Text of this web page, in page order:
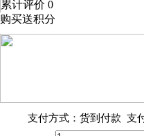
累计评价 0
购买送积分
支付方式：货到付款